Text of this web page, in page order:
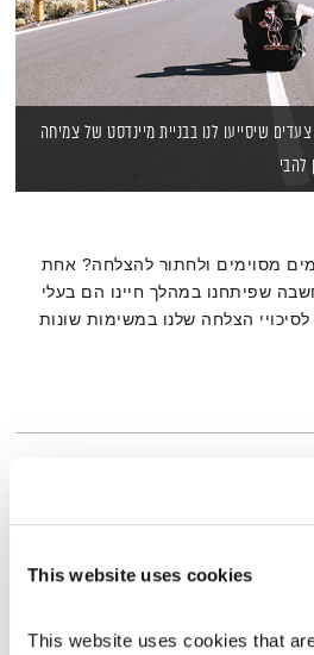
This website uses cookies
This website uses cookies that
להבי
מסוימים ולחתור להצלחה? אחת
שפיתחנו במהלך חיינו הם בעלי
הצלחה שלנו במשימות שונות